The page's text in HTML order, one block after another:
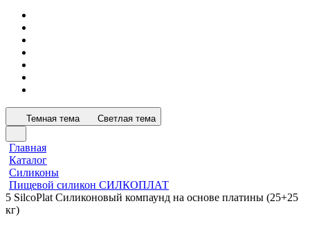
Темная тема Светлая тема
Главная
Каталог
Силиконы
Пищевой силикон СИЛКОПЛАТ
5 SilcoPlat Силиконовый компаунд на основе платины (25+25
кг)